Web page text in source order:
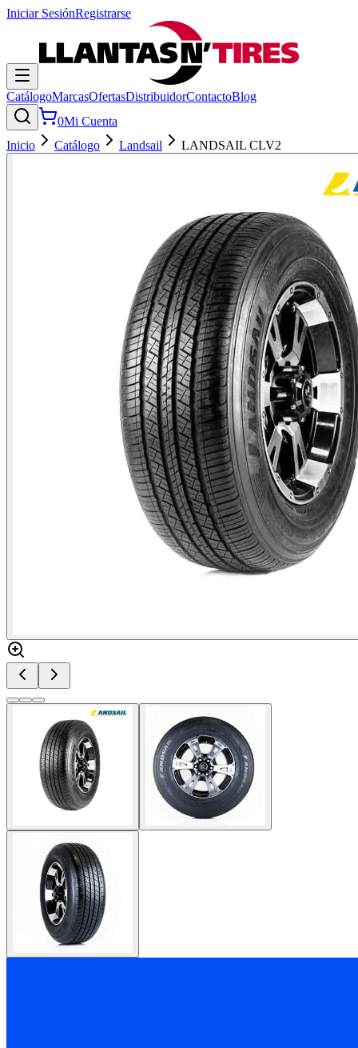
Iniciar SesiónRegistrarse
CatálogoMarcasOfertasDistribuidorContactoBlog
0Mi Cuenta
Inicio
Catálogo Landsail LANDSAIL CLV2